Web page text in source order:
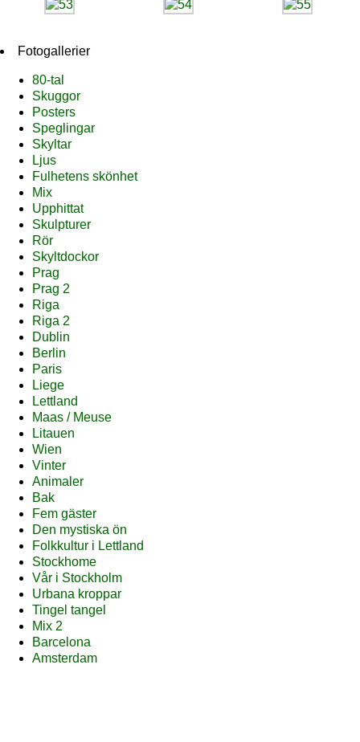
Fotogallerier
80-tal
Skuggor
Posters
Speglingar
Skyltar
Ljus
Fulhetens skönhet
Mix
Upphittat
Skulpturer
Rör
Skyltdockor
Prag
Prag 2
Riga
Riga 2
Dublin
Berlin
Paris
Liege
Lettland
Maas / Meuse
Litauen
Wien
Vinter
Animaler
Bak
Fem gäster
Den mystiska ön
Folkkultur i Lettland
Stockhome
Vår i Stockholm
Urbana kroppar
Tingel tangel
Mix 2
Barcelona
Amsterdam